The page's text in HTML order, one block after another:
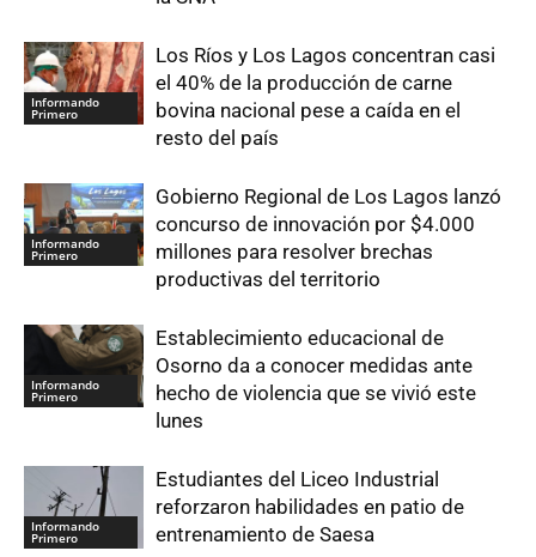
Informando
Primero
Los Ríos y Los Lagos concentran casi
el 40% de la producción de carne
bovina nacional pese a caída en el
resto del país
Informando
Primero
Gobierno Regional de Los Lagos lanzó
concurso de innovación por $4.000
millones para resolver brechas
productivas del territorio
Informando
Primero
Establecimiento educacional de
Osorno da a conocer medidas ante
hecho de violencia que se vivió este
lunes
Informando
Primero
Estudiantes del Liceo Industrial
reforzaron habilidades en patio de
entrenamiento de Saesa